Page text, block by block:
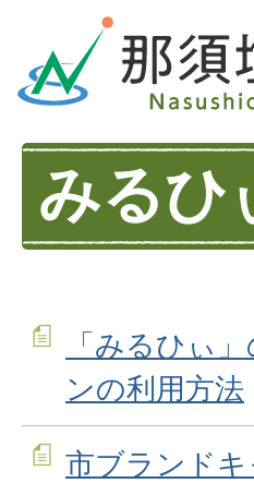
みるひ
「みるひぃ
ンの利用方法
市ブランドキ